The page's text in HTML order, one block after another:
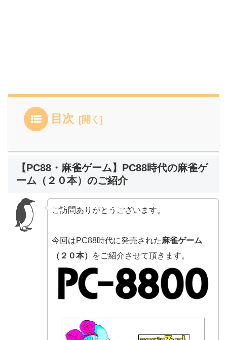
目次
【PC88・麻雀ゲーム】PC88時代の麻雀ゲ
ーム（２０本）のご紹介
ご訪問ありがとうございます。
今回はPC88時代に発売された麻雀ゲーム
（２０本）
をご紹介させて頂きます。